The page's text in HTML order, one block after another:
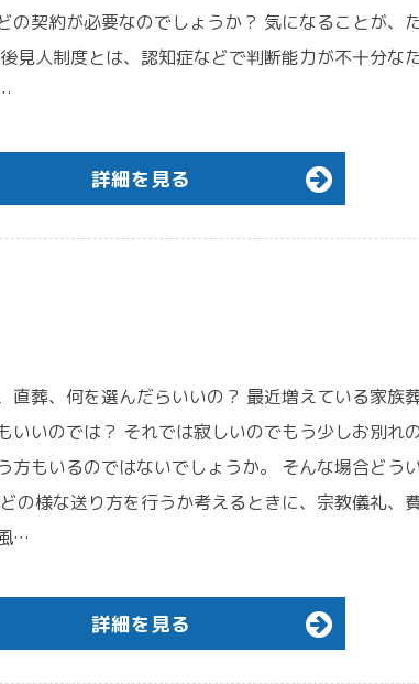
の契約が必要なのでしょうか？ 気になることが、
見人制度とは、認知症などで判断能力が不十分な
詳細を見る
直葬、何を選んだらいいの？ 最近増えている家族
いいのでは？ それでは寂しいのでもう少しお別れ
方もいるのではないでしょうか。 そんな場合どう
の様な送り方を行うか考えるときに、宗教儀礼、
…
詳細を見る